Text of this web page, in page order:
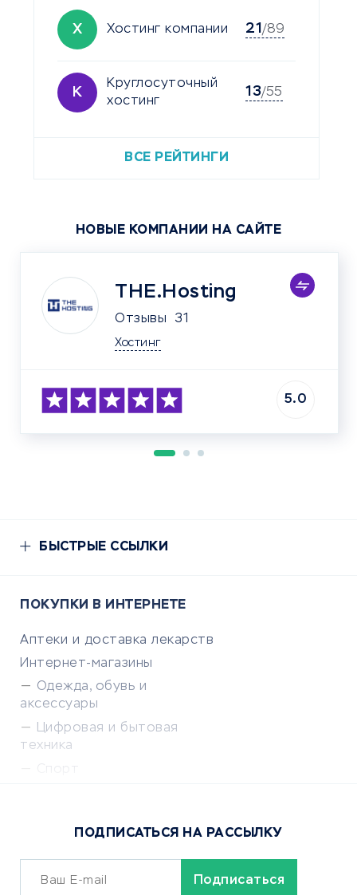
Х Хостинг компании 21/89
К
Круглосуточный
хостинг
13/55
ВСЕ РЕЙТИНГИ
НОВЫЕ КОМПАНИИ НА САЙТЕ
THE.Hosting
Отзывы 31
Хостинг
5.0
БЫСТРЫЕ ССЫЛКИ
ПОКУПКИ В ИНТЕРНЕТЕ
Аптеки и доставка лекарств
Интернет-магазины
Одежда, обувь и
аксессуары
Цифровая и бытовая
техника
Сервисы доставки
ОБУЧЕНИЕ И РАБОТА
ПОДПИСАТЬСЯ НА РАССЫЛКУ